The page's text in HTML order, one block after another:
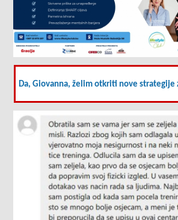
Da, Giovanna, želim otkriti nove strategije